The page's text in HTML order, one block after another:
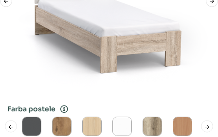
Farba postele